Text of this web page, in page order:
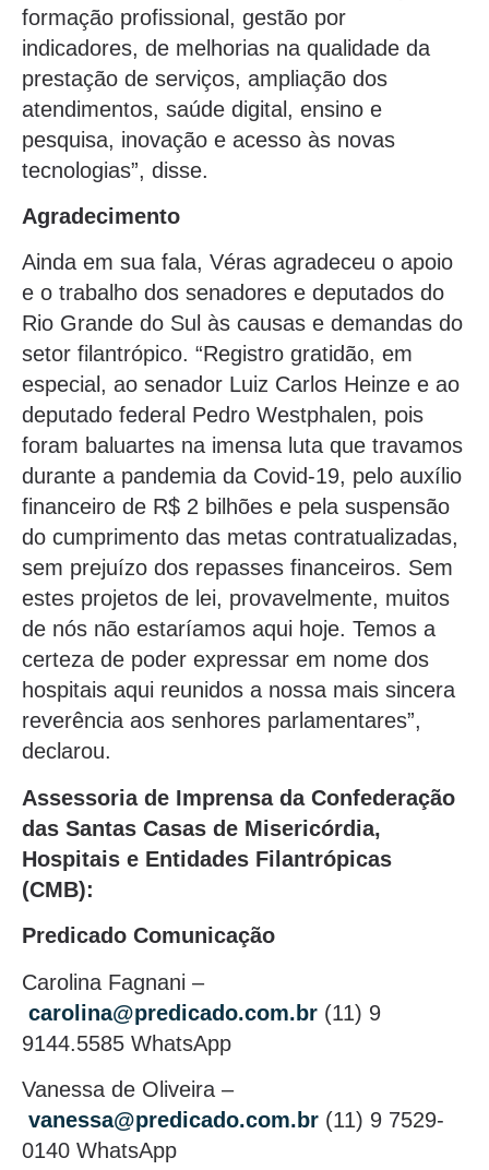
formação profissional, gestão por
indicadores, de melhorias na qualidade da
prestação de serviços, ampliação dos
atendimentos, saúde digital, ensino e
pesquisa, inovação e acesso às novas
tecnologias”, disse.
Agradecimento
Ainda em sua fala, Véras agradeceu o apoio
e o trabalho dos senadores e deputados do
Rio Grande do Sul às causas e demandas do
setor filantrópico. “Registro gratidão, em
especial, ao senador Luiz Carlos Heinze e ao
deputado federal Pedro Westphalen, pois
foram baluartes na imensa luta que travamos
durante a pandemia da Covid-19, pelo auxílio
financeiro de R$ 2 bilhões e pela suspensão
do cumprimento das metas contratualizadas,
sem prejuízo dos repasses financeiros. Sem
estes projetos de lei, provavelmente, muitos
de nós não estaríamos aqui hoje. Temos a
certeza de poder expressar em nome dos
hospitais aqui reunidos a nossa mais sincera
reverência aos senhores parlamentares”,
declarou.
Assessoria de Imprensa da Confederação
das Santas Casas de Misericórdia,
Hospitais e Entidades Filantrópicas
(CMB):
Predicado Comunicação
Carolina Fagnani –
carolina@predicado.com.br (11) 9
9144.5585 WhatsApp
Vanessa de Oliveira –
vanessa@predicado.com.br (11) 9 7529-
0140 WhatsApp